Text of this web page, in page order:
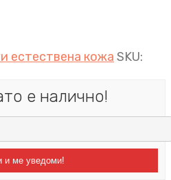
естествена кожа SKU:
е налично!
и ме уведоми!